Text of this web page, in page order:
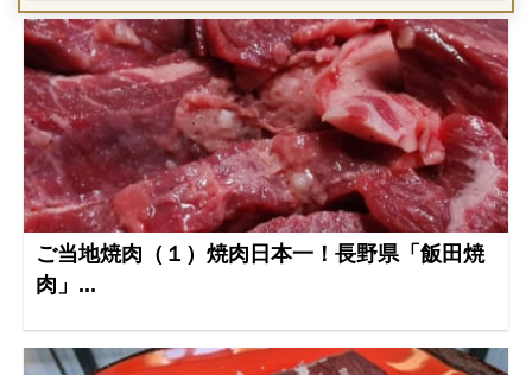
ご当地焼肉（１）焼肉日本一！長野県「飯田焼
肉」...